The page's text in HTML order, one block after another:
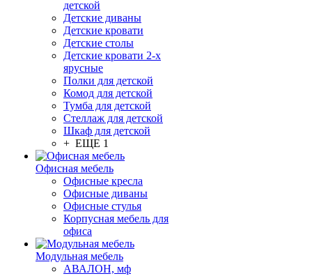
детской
Детские диваны
Детские кровати
Детские столы
Детские кровати 2-х
ярусные
Полки для детской
Комод для детской
Тумба для детской
Стеллаж для детской
Шкаф для детской
+ ЕЩЕ 1
Офисная мебель
Офисные кресла
Офисные диваны
Офисные стулья
Корпусная мебель для
офиса
Модульная мебель
АВАЛОН, мф